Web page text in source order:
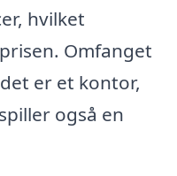
hvilket
Omfanget
er et kontor,
også en